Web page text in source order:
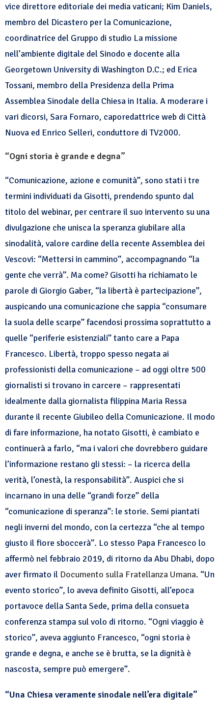
vice direttore editoriale dei media vaticani; Kim Daniels,
membro del Dicastero per la Comunicazione,
coordinatrice del Gruppo di studio La missione
nell’ambiente digitale del Sinodo e docente alla
Georgetown University di Washington D.C.; ed Erica
Tossani, membro della Presidenza della Prima
Assemblea Sinodale della Chiesa in Italia. A moderare i
vari dicorsi, Sara Fornaro, caporedattrice web di Città
Nuova ed Enrico Selleri, conduttore di TV2000.
“Ogni storia è grande e degna”
“Comunicazione, azione e comunità”, sono stati i tre
termini individuati da Gisotti, prendendo spunto dal
titolo del webinar, per centrare il suo intervento su una
divulgazione che unisca la speranza giubilare alla
sinodalità, valore cardine della recente Assemblea dei
Vescovi: “Mettersi in cammino”, accompagnando “la
gente che verrà”. Ma come? Gisotti ha richiamato le
parole di Giorgio Gaber, “la libertà è partecipazione”,
auspicando una comunicazione che sappia “consumare
la suola delle scarpe” facendosi prossima soprattutto a
quelle “periferie esistenziali” tanto care a Papa
Francesco. Libertà, troppo spesso negata ai
professionisti della comunicazione – ad oggi oltre 500
giornalisti si trovano in carcere – rappresentati
idealmente dalla giornalista filippina Maria Ressa
durante il recente Giubileo della Comunicazione. Il modo
di fare informazione, ha notato Gisotti, è cambiato e
continuerà a farlo, “ma i valori che dovrebbero guidare
l’informazione restano gli stessi: – la ricerca della
verità, l’onestà, la responsabilità”. Auspici che si
incarnano in una delle “grandi forze” della
“comunicazione di speranza”: le storie. Semi piantati
negli inverni del mondo, con la certezza “che al tempo
giusto il fiore sboccerà”. Lo stesso Papa Francesco lo
affermò nel febbraio 2019, di ritorno da Abu Dhabi, dopo
aver firmato il Documento sulla Fratellanza Umana. “Un
evento storico”, lo aveva definito Gisotti, all’epoca
portavoce della Santa Sede, prima della consueta
conferenza stampa sul volo di ritorno. “Ogni viaggio è
storico”, aveva aggiunto Francesco, “ogni storia è
grande e degna, e anche se è brutta, se la dignità è
nascosta, sempre può emergere”.
“Una Chiesa veramente sinodale nell’era digitale”